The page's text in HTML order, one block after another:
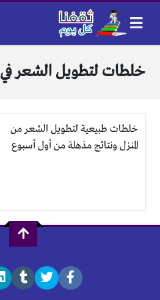
خلطات لتطويل الشعر في 3 ايام
خلطات طبيعية لتطويل الشعر من
المنزل ونتائج مذهلة من أول أسبوع